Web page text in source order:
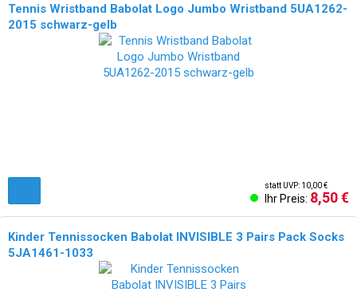
Tennis Wristband Babolat Logo Jumbo Wristband 5UA1262-
2015 schwarz-gelb
statt UVP: 10,00 €
Ihr Preis: 8,50 €
Kinder Tennissocken Babolat INVISIBLE 3 Pairs Pack Socks
5JA1461-1033